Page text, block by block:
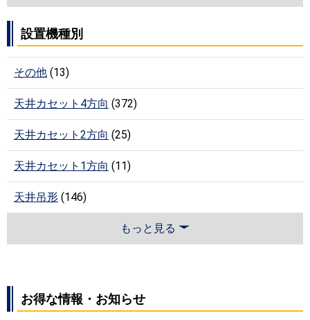
設置機種別
その他 (13)
天井カセット4方向 (372)
天井カセット2方向 (25)
天井カセット1方向 (11)
天井吊形 (146)
もっと見る
お得な情報・お知らせ